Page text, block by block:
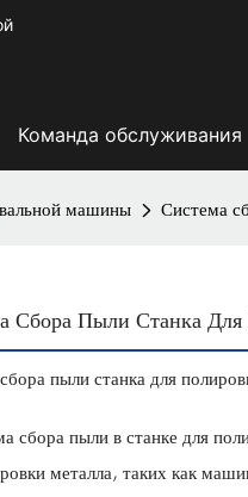
Команда обслуживания
машины Система
Сбора Пыли Станка
пыли станка для
сбора пыли в станке для
металла, таких как